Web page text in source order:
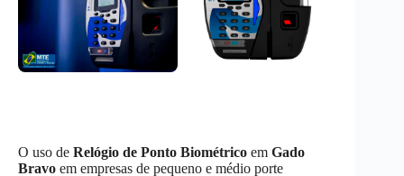
O uso de Relógio de Ponto Biométrico em Gado
Bravo em empresas de pequeno e médio porte